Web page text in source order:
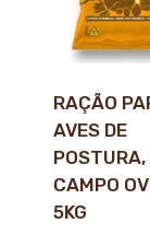
RAÇÃO
AVES DE
POSTURA,
CAMPO
5KG